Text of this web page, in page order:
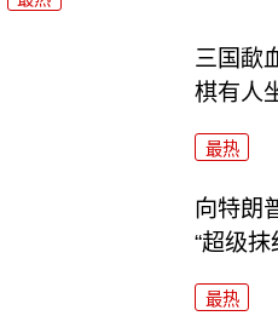
三国歃
棋有人
最热
向特朗
“超级抹
最热